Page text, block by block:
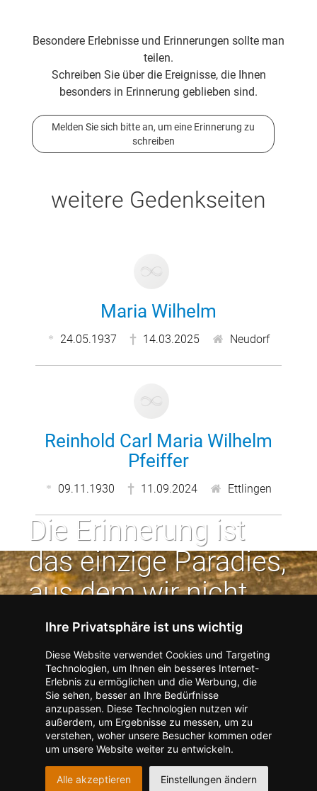
Ihre Privatsphäre ist uns wichtig
Diese Website verwendet Cookies und Targeting
Technologien, um Ihnen ein besseres Internet-
Erlebnis zu ermöglichen und die Werbung, die
Sie sehen, besser an Ihre Bedürfnisse
anzupassen. Diese Technologien nutzen wir
außerdem, um Ergebnisse zu messen, um zu
verstehen, woher unsere Besucher kommen oder
um unsere Website weiter zu entwickeln.
Alle akzeptieren Einstellungen ändern
Besondere Erlebnisse und Erinnerungen sollte man
teilen.
Schreiben Sie über die Ereignisse, die Ihnen
besonders in Erinnerung geblieben sind.
Melden Sie sich bitte an, um eine Erinnerung zu
schreiben
weitere Gedenkseiten
Maria Wilhelm
24.05.1937 14.03.2025 Neudorf
Reinhold Carl Maria Wilhelm
Pfeiffer
09.11.1930 11.09.2024 Ettlingen
Die Erinnerung ist
das einzige Paradies,
aus dem wir nicht
vertrieben werden
können. | Jean Paul
Kontakt zum Verlag aufnehmen Missbrauch melden
Impressum Datenschutz
Barrierefreiheit
Barriere melden
m
A
c
c
Accessibility-Modus aktivieren
I
m
K
o
Kontrastmodus aktivieren
Hilfe
eigenes Gedenkportal erstellen
Vertrag widerrufen